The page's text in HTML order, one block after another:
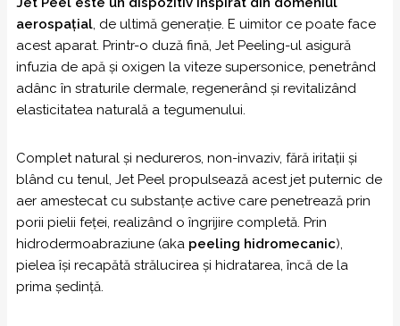
aerospațial, de ultimă generație. E uimitor ce poate face
acest aparat. Printr-o duză fină, Jet Peeling-ul asigură
infuzia de apă şi oxigen la viteze supersonice, penetrând
adânc în straturile dermale, regenerând şi revitalizând
elasticitatea naturală a tegumenului.
Complet natural și nedureros, non-invaziv, fără iritații și
blând cu tenul, Jet Peel propulsează acest jet puternic de
aer amestecat cu substanțe active care penetrează prin
porii pielii feței, realizând o îngrijire completă. Prin
hidrodermoabraziune (aka peeling hidromecanic),
pielea își recapătă strălucirea și hidratarea, încă de la
prima ședință.